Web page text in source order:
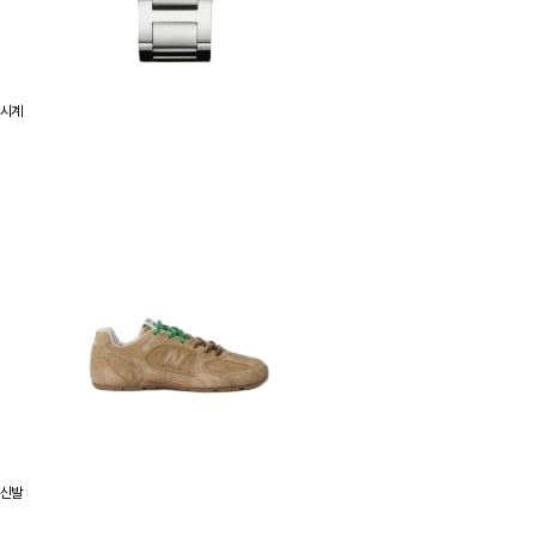
시계
신발